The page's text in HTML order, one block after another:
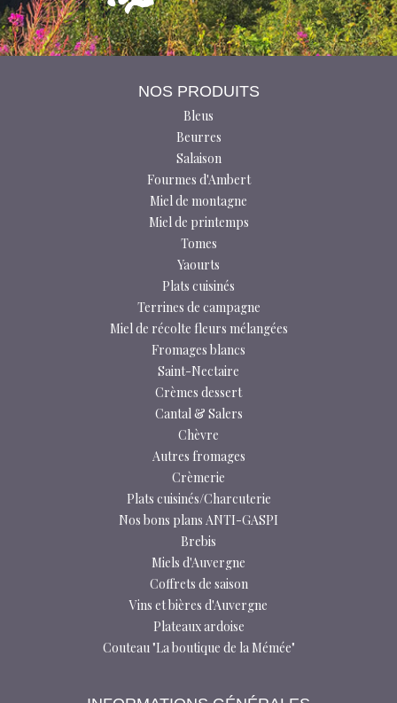
NOS PRODUITS
Bleus
Beurres
Salaison
Fourmes d'Ambert
Miel de montagne
Miel de printemps
Tomes
Yaourts
Plats cuisinés
Terrines de campagne
Miel de récolte fleurs mélangées
Fromages blancs
Saint-Nectaire
Crèmes dessert
Cantal & Salers
Chèvre
Autres fromages
Crèmerie
Plats cuisinés/Charcuterie
Nos bons plans ANTI-GASPI
Brebis
Miels d'Auvergne
Coffrets de saison
Vins et bières d'Auvergne
Plateaux ardoise
Couteau "La boutique de la Mémée"